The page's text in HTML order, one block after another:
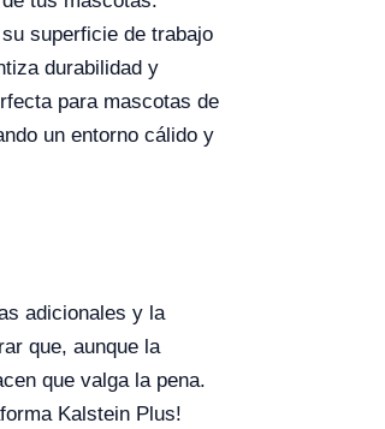
superficie de trabajo
durabilidad y
para mascotas de
un entorno cálido y
adicionales y la
que, aunque la
que valga la pena.
Kalstein Plus!